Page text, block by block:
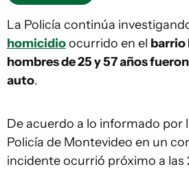
La Policía continúa
homicidioocurrido en el barrio
hombres de 25 y 57 años
auto.
De acuerdo a lo informado por
Policía de Montevideo en un
incidente ocurrió próximo a las